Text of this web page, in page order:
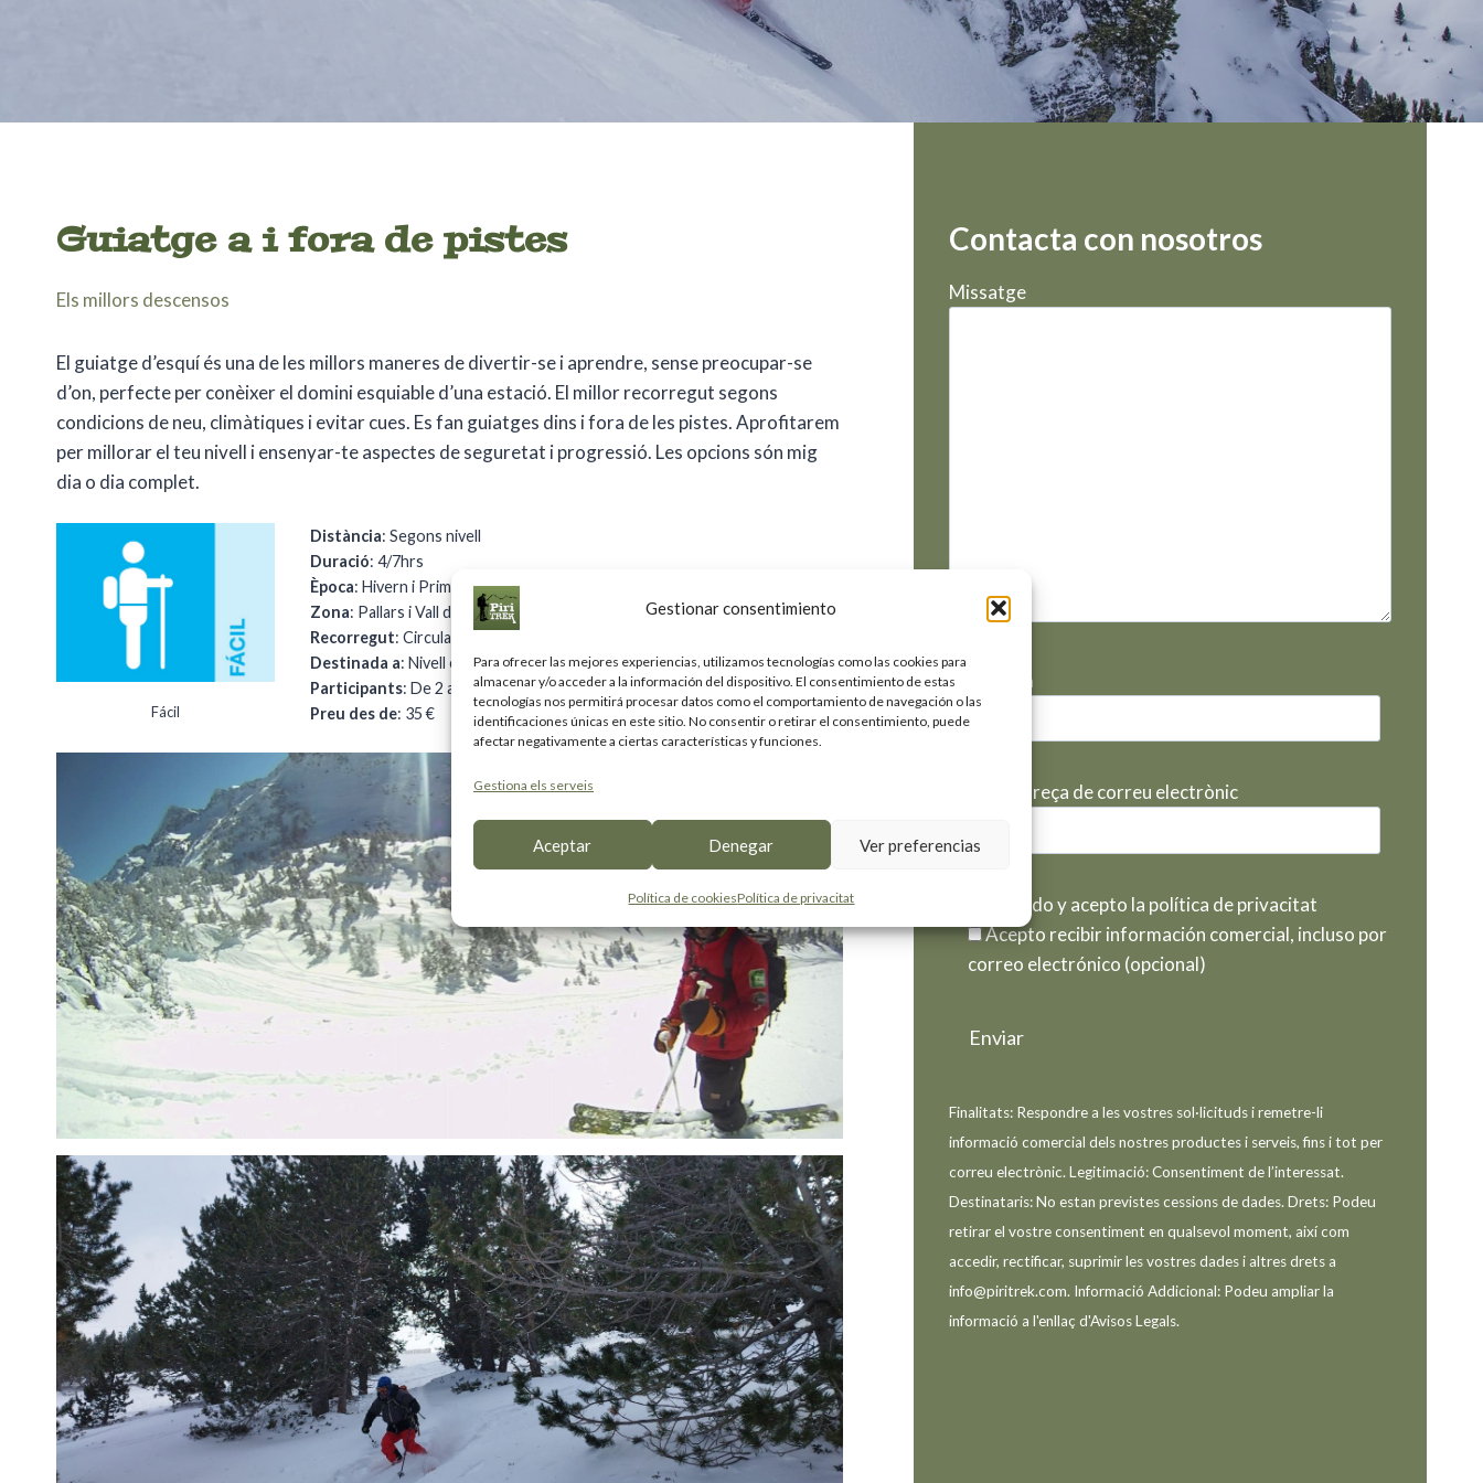
Gestionar consentimiento
Para ofrecer las mejores experiencias, utilizamos tecnologías como las cookies para
almacenar y/o acceder a la información del dispositivo. El consentimiento de estas
tecnologías nos permitirá procesar datos como el comportamiento de navegación o las
identificaciones únicas en este sitio. No consentir o retirar el consentimiento, puede
afectar negativamente a ciertas características y funciones.
Gestiona els serveis
Aceptar Denegar Ver preferencias
Política de cookiesPolítica de privacitat
Guiatge a i fora de pistes
Els millors descensos
El guiatge d’esquí és una de les millors maneres de divertir-se i aprendre, sense preocupar-se
d’on, perfecte per conèixer el domini esquiable d’una estació. El millor recorregut segons
condicions de neu, climàtiques i evitar cues. Es fan guiatges dins i fora de les pistes. Aprofitarem
per millorar el teu nivell i ensenyar-te aspectes de seguretat i progressió. Les opcions són mig
dia o dia complet.
Fácil
Distància: Segons nivell
Duració: 4/7hrs
Època: Hivern i Primavera
Zona: Pallars i Vall d’Aran
Recorregut: Circular
Destinada a: Nivell esquí intermedi
Participants: De 2 a 8
Preu des de: 35 €
Contacta con nosotros
Missatge
El teu nom
La teva adreça de correu electrònic
He leído y acepto la política de privacitat
Acepto recibir información comercial, incluso por
correo electrónico (opcional)
Finalitats: Respondre a les vostres sol·licituds i remetre-li
informació comercial dels nostres productes i serveis, fins i tot per
correu electrònic. Legitimació: Consentiment de l’interessat.
Destinataris: No estan previstes cessions de dades. Drets: Podeu
retirar el vostre consentiment en qualsevol moment, així com
accedir, rectificar, suprimir les vostres dades i altres drets a
info@piritrek.com. Informació Addicional: Podeu ampliar la
informació a l'enllaç d'Avisos Legals.